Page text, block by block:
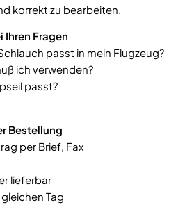
korrekt zu bearbeiten.
Ihren Fragen
passt in mein Flugzeug?
ich verwenden?
passt?
Bestellung
per Brief, Fax
lieferbar
Tag